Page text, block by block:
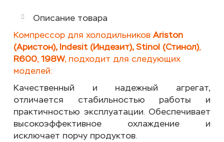
Описание товара
Компрессор для холодильников Ariston
(Аристон), Indesit (Индезит), Stinol (Стинол),
R600,198W, подходит для следующих
моделей:
Качественный и надежный агрегат,
отличается стабильностью работы и
практичностью эксплуатации. Обеспечивает
высокоэффективное охлаждение и
исключает порчу продуктов.